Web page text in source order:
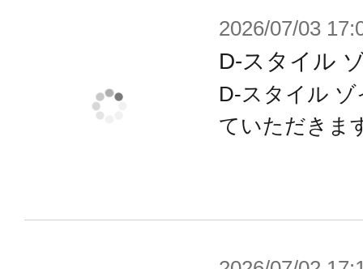
※本製品は再生産品となります。
2026/07/03
D-スタイル
D-スタイル
ていただきま